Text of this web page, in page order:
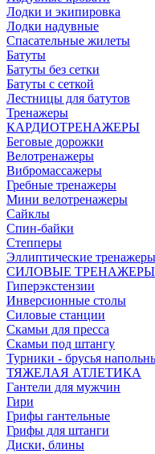
Лодки и экипировка
Лодки надувные
Спасательные жилеты
Батуты
Батуты без сетки
Батуты с сеткой
Лестницы для батутов
Тренажеры
КАРДИОТРЕНАЖЕРЫ
Беговые дорожки
Велотренажеры
Вибромассажеры
Гребные тренажеры
Мини велотренажеры
Сайклы
Спин-байки
Степперы
Эллиптические
СИЛОВЫЕ ТРЕНАЖЕРЫ
Гиперэкстензии
Инверсионные столы
Силовые станции
Скамьи для пресса
Скамьи под штангу
Турники - брусья
ТЯЖЕЛАЯ АТЛЕТИКА
Гантели для мужчин
Гири
Грифы гантельные
Грифы для штанги
Диски, блины